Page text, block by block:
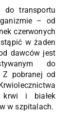
do transportu
– od
czerwonych
w żaden
dawców jest
do
Z pobranej od
krwi i białek
w szpitalach.